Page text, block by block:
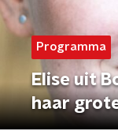
Programma
Elise uit
haar